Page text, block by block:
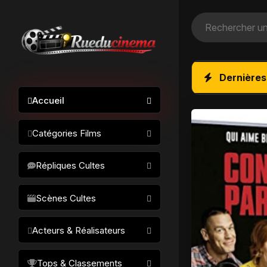
Accueil
Catégories Films
Science-fiction
Drame / Thriller
Comédie/humour
Horreur
Fantastique
Répliques Cultes
Scènes Cultes
Acteurs & Réalisateurs
Tops & Classements